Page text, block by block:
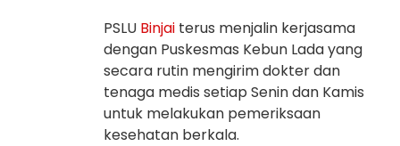
PSLU Binjai terus menjalin kerjasama
dengan Puskesmas Kebun Lada yang
secara rutin mengirim dokter dan
tenaga medis setiap Senin dan Kamis
untuk melakukan pemeriksaan
kesehatan berkala.